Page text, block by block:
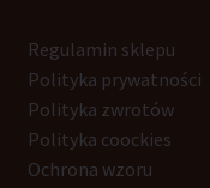
Regulamin sklepu
Polityka prywatności
Polityka zwrotów
Polityka coockies
Ochrona wzoru